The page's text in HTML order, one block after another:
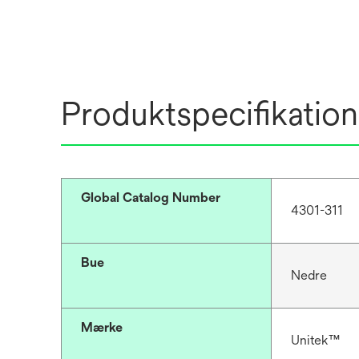
Global Catalog Number
4301-311
Bue
Nedre
Mærke
Unitek™